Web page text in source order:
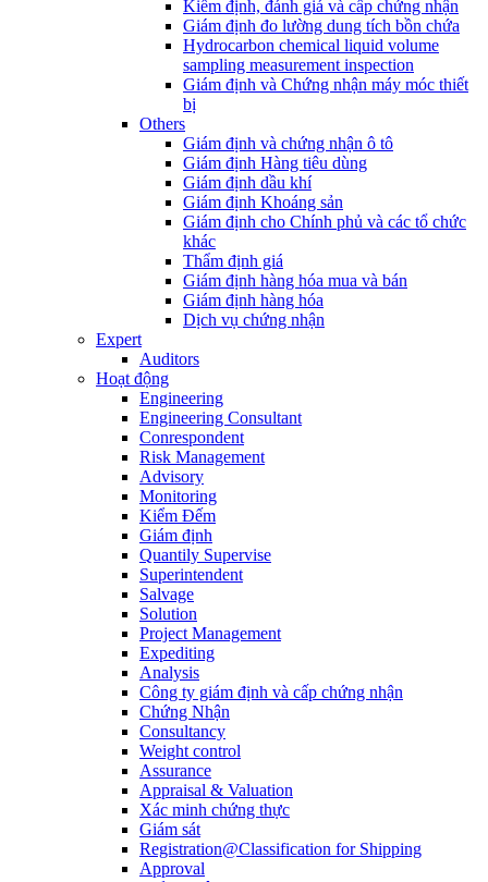
Kiểm định, đánh giá và cấp chứng nhận
Giám định đo lường dung tích bồn chứa
Hydrocarbon chemical liquid volume
sampling measurement inspection
Giám định và Chứng nhận máy móc thiết
bị
Others
Giám định và chứng nhận ô tô
Giám định Hàng tiêu dùng
Giám định dầu khí
Giám định Khoáng sản
Giám định cho Chính phủ và các tổ chức
khác
Thẩm định giá
Giám định hàng hóa mua và bán
Giám định hàng hóa
Dịch vụ chứng nhận
Expert
Auditors
Hoạt động
Engineering
Engineering Consultant
Conrespondent
Risk Management
Advisory
Monitoring
Kiểm Đếm
Giám định
Quantily Supervise
Superintendent
Salvage
Solution
Project Management
Expediting
Analysis
Công ty giám định và cấp chứng nhận
Chứng Nhận
Consultancy
Weight control
Assurance
Appraisal & Valuation
Xác minh chứng thực
Giám sát
Registration@Classification for Shipping
Approval